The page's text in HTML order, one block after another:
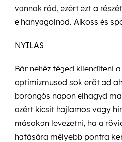
vannak rád, ezért ezt a
elhanyagolnod. Alkoss és
NYILAS
Bár nehéz téged kilendíteni
optimizmusod sok erőt ad
borongós napon elhagyd
azért kicsit hajlamos vagy
másokon levezetni, ha a
hatására mélyebb pontra